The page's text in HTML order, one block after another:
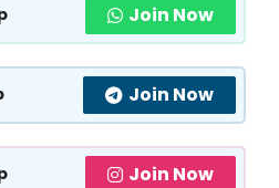
Join Now
Join Now
Join Now